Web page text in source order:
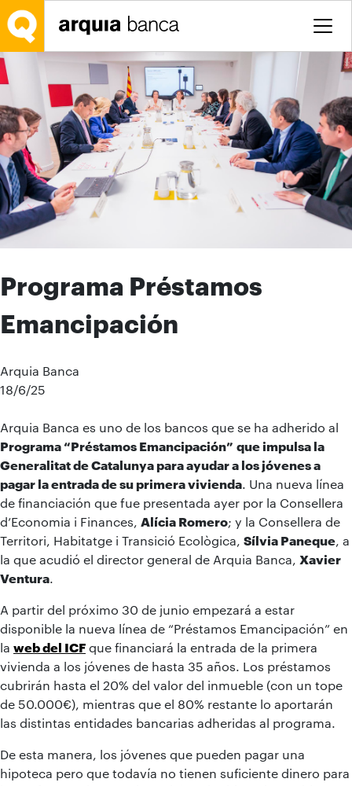
Saltar al contenido principal
Programa Préstamos
Emancipación
Arquia Banca
18/6/25
Arquia Banca es uno de los bancos que se ha adherido al
Programa “Préstamos Emancipación” que impulsa la
Generalitat de Catalunya para ayudar a los jóvenes a
pagar la entrada de su primera vivienda . Una nueva línea
de financiación que fue presentada ayer por la Consellera
d’Economia i Finances, Alícia Romero; y la Consellera de
Territori, Habitatge i Transició Ecològica, Sílvia Paneque , a
la que acudió el director general de Arquia Banca, Xavier
Ventura
A partir del próximo 30 de junio empezará a estar
disponible la nueva línea de “Préstamos Emancipación” en
la web del ICF que financiará la entrada de la primera
vivienda a los jóvenes de hasta 35 años. Los préstamos
cubrirán hasta el 20% del valor del inmueble (con un tope
de 50.000€), mientras que el 80% restante lo aportarán
las distintas entidades bancarias adheridas al programa.
De esta manera, los jóvenes que pueden pagar una
hipoteca pero que todavía no tienen suficiente dinero para